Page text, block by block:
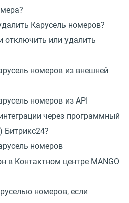
Карусель номеров?
отключить или удалить
номеров из внешней
номеров из API
через программный
Битрикс24?
номеров
в Контактном центре MANGO
номеров, если